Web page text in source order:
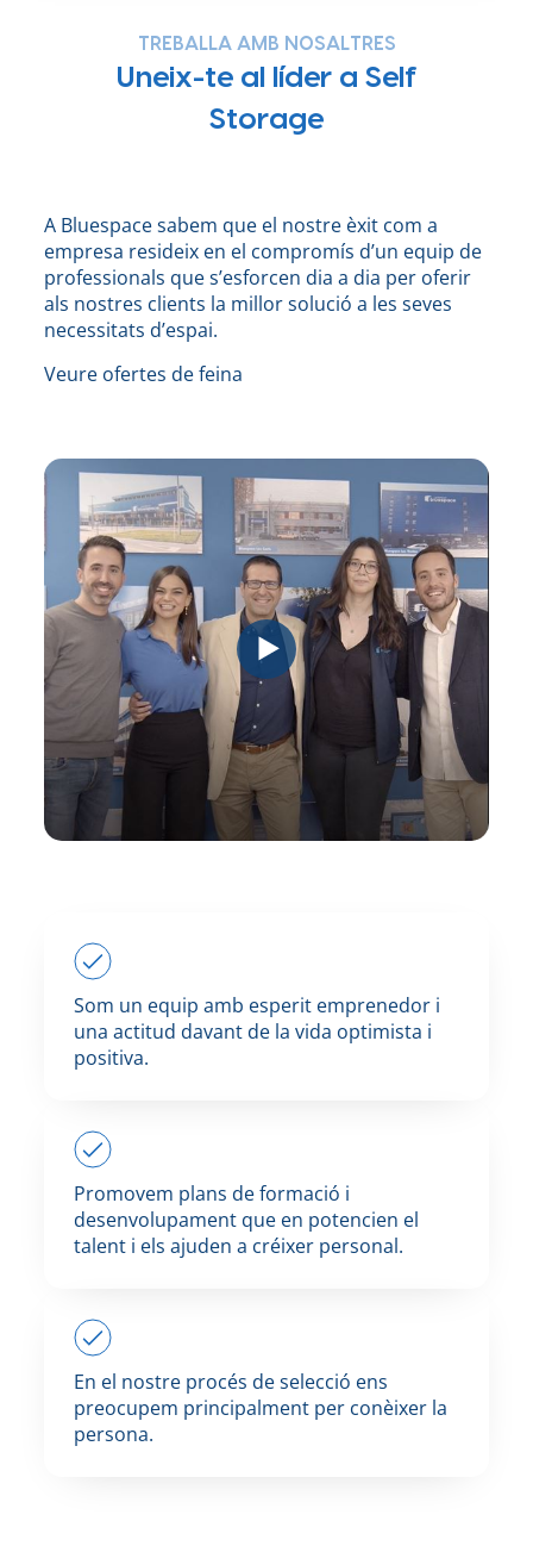
TREBALLA AMB NOSALTRES
Uneix-te al líder a Self
Storage
A Bluespace sabem que el nostre èxit com a
empresa resideix en el compromís d’un equip de
professionals que s’esforcen dia a dia per oferir
als nostres clients la millor solució a les seves
necessitats d’espai.
Veure ofertes de feina
Som un equip amb esperit emprenedor i
una actitud davant de la vida optimista i
positiva.
Promovem plans de formació i
desenvolupament que en potencien el
talent i els ajuden a créixer personal.
En el nostre procés de selecció ens
preocupem principalment per conèixer la
persona.